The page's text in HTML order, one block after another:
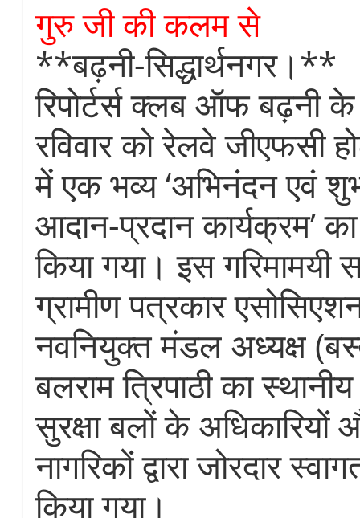
गुरु जी की कलम से
**बढ़नी-सिद्धार्थनगर।**
रिपोर्टर्स क्लब ऑफ बढ़नी
रविवार को रेलवे जीएफसी
में एक भव्य ‘अभिनंदन एवं
आदान-प्रदान कार्यक्रम’
किया गया। इस गरिमामयी
ग्रामीण पत्रकार
नवनियुक्त मंडल अध्यक्ष
बलराम त्रिपाठी का
सुरक्षा बलों के अधिकारियों
नागरिकों द्वारा जोरदार
किया गया।